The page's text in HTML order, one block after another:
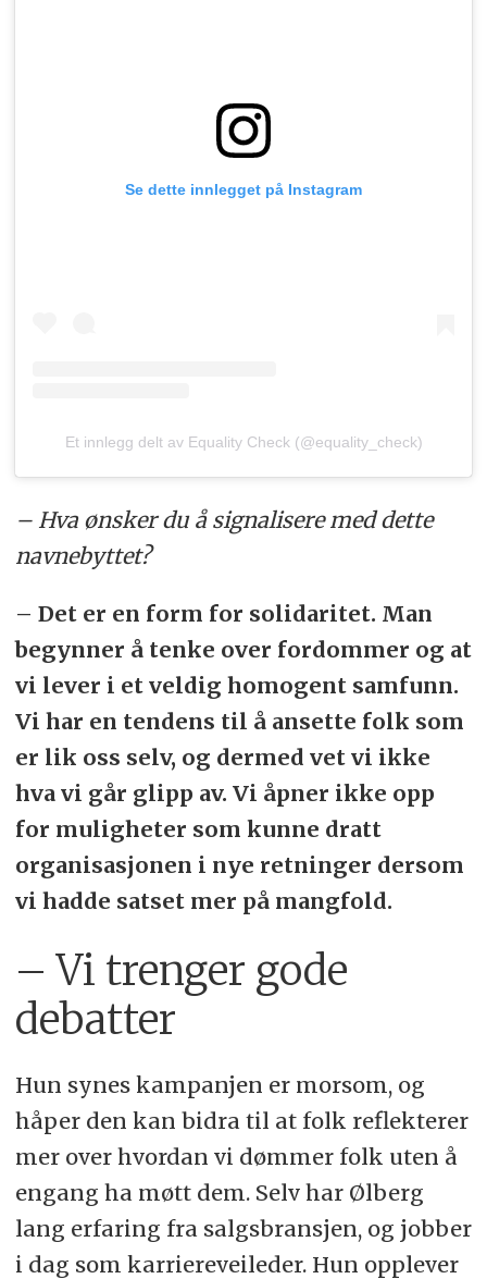
Se dette innlegget på Instagram
Et innlegg delt av Equality Check (@equality_check)
– Hva ønsker du å signalisere med dette
navnebyttet?
– Det er en form for solidaritet. Man
begynner å tenke over fordommer og at
vi lever i et veldig homogent samfunn.
Vi har en tendens til å ansette folk som
er lik oss selv, og dermed vet vi ikke
hva vi går glipp av. Vi åpner ikke opp
for muligheter som kunne dratt
organisasjonen i nye retninger dersom
vi hadde satset mer på mangfold.
– Vi trenger gode
debatter
Hun synes kampanjen er morsom, og
håper den kan bidra til at folk reflekterer
mer over hvordan vi dømmer folk uten å
engang ha møtt dem. Selv har Ølberg
lang erfaring fra salgsbransjen, og jobber
i dag som karriereveileder. Hun opplever